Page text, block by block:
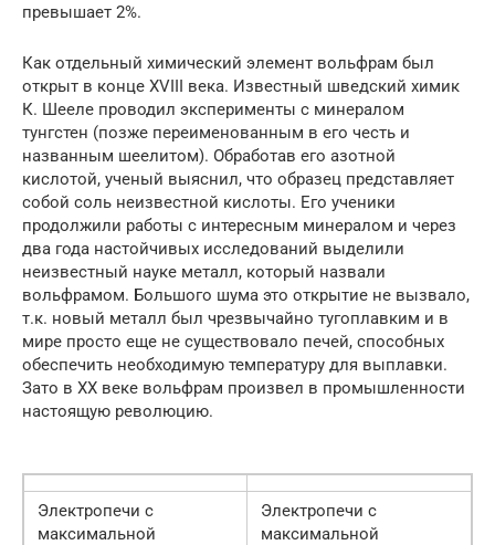
превышает 2%.
Как отдельный химический элемент вольфрам был
открыт в конце XVIII века. Известный шведский химик
К. Шееле проводил эксперименты с минералом
тунгстен (позже переименованным в его честь и
названным шеелитом). Обработав его азотной
кислотой, ученый выяснил, что образец представляет
собой соль неизвестной кислоты. Его ученики
продолжили работы с интересным минералом и через
два года настойчивых исследований выделили
неизвестный науке металл, который назвали
вольфрамом. Большого шума это открытие не вызвало,
т.к. новый металл был чрезвычайно тугоплавким и в
мире просто еще не существовало печей, способных
обеспечить необходимую температуру для выплавки.
Зато в ХХ веке вольфрам произвел в промышленности
настоящую революцию.
Электропечи с
максимальной
Электропечи с
максимальной